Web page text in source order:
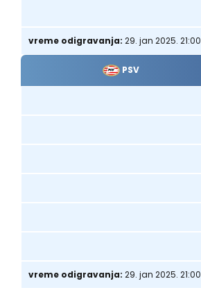
vreme odigravanja: 29. jan 2025. 21:00
PSV
vreme odigravanja: 29. jan 2025. 21:00